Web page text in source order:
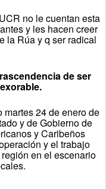
no le cuentan esta
y les hacen creer
la Rúa y q ser radical
de ser
24 de enero de
y de Gobierno de
y Caribeños
y el trabajo
en el escenario